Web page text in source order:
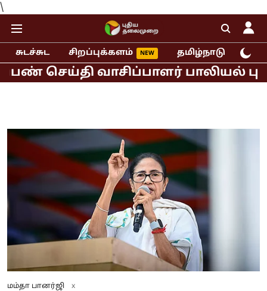
\
சுடச்சுட சிறப்புக்களம் தமிழ்நாடு
வாசிப்பாளர் பாலியல் புகார்!
மம்தா பானர்ஜி x